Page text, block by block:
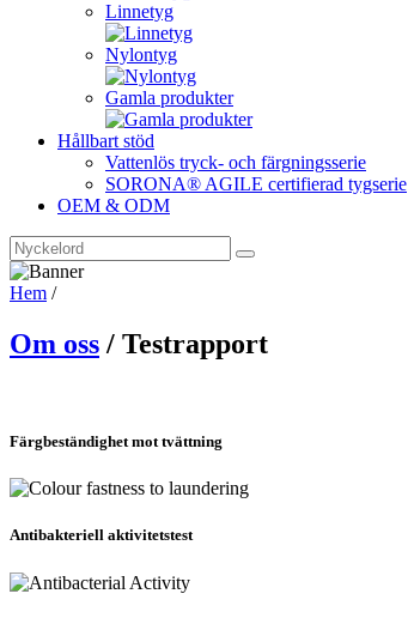
Linnetyg
Nylontyg
Gamla produkter
Hållbart stöd
Vattenlös tryck- och färgningsserie
SORONA® AGILE certifierad tygserie
OEM & ODM
Hem /
Om oss / Testrapport
Färgbeständighet mot tvättning
Antibakteriell aktivitetstest